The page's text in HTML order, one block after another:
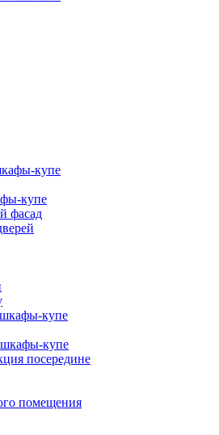
купе
купе
фасад
купе
купе
посередине
помещения